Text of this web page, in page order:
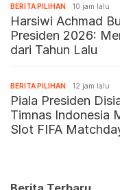
BERITA PILIHAN 10 jam lalu
Harsiwi Achmad
Presiden 2026:
dari Tahun Lalu
BERITA PILIHAN 12 jam lalu
Piala Presiden
Timnas Indonesia
Slot FIFA